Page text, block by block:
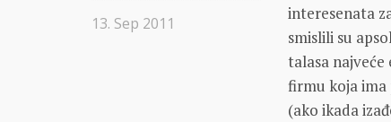
interesenata
smislili su
talasa najveće
firmu koja ima
(ako ikada
13. Sep 2011